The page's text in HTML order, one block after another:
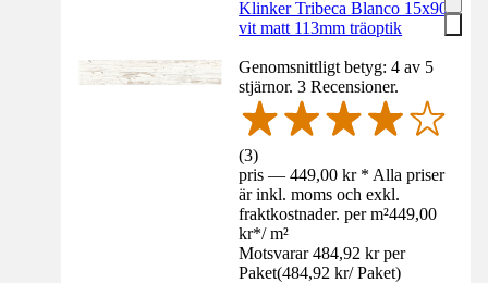
Klinker Tribeca Blanco 15x90
vit matt 113mm träoptik
Genomsnittligt betyg: 4 av 5
stjärnor. 3 Recensioner.
(3)
pris — 449,00 kr * Alla priser
är inkl. moms och exkl.
fraktkostnader. per m²449,00
kr*/ m²
Motsvarar 484,92 kr per
Paket(484,92 kr/ Paket)